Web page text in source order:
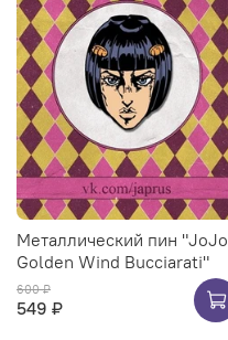
Металлический пин "JoJo
Golden Wind Bucciarati"
600 ₽
549 ₽